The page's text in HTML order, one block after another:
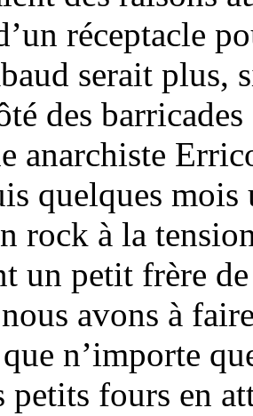
réceptacle
serait plus,
des
anarchiste
quelques
rock à la
un petit frère
avons à
n’importe
petits fours en